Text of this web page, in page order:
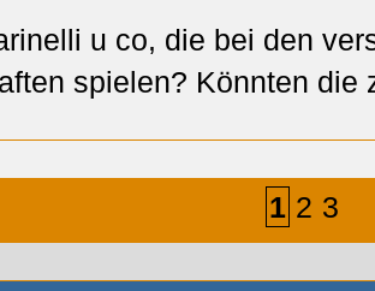
u co, die bei den
spielen? Könnten die
1 2 3